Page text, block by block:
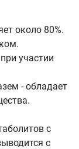
около 80%.
участии
- обладает
с
с